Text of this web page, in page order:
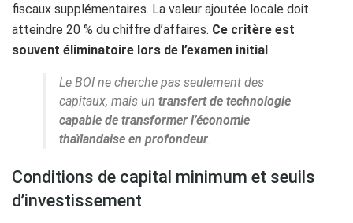
fiscaux supplémentaires. La valeur ajoutée locale doit
atteindre 20 % du chiffre d’affaires. Ce critère est
souvent éliminatoire lors de l’examen initial.
Le BOI ne cherche pas seulement des
capitaux, mais un transfert de technologie
capable de transformer l’économie
thaïlandaise en profondeur
Conditions de capital minimum et seuils
d’investissement